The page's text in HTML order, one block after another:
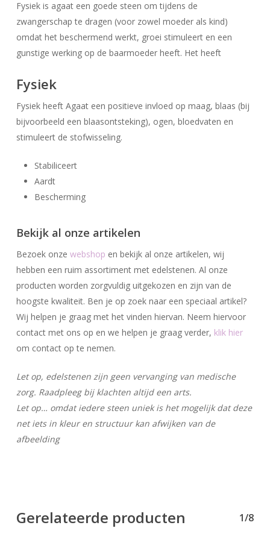
Fysiek is agaat een goede steen om tijdens de
zwangerschap te dragen (voor zowel moeder als kind)
omdat het beschermend werkt, groei stimuleert en een
gunstige werking op de baarmoeder heeft. Het heeft
Fysiek
Fysiek heeft Agaat een positieve invloed op maag, blaas (bij
bijvoorbeeld een blaasontsteking), ogen, bloedvaten en
stimuleert de stofwisseling.
Stabiliceert
Aardt
Bescherming
Bekijk al onze artikelen
Bezoek onze webshop en bekijk al onze artikelen, wij
hebben een ruim assortiment met edelstenen. Al onze
producten worden zorgvuldig uitgekozen en zijn van de
hoogste kwaliteit. Ben je op zoek naar een speciaal artikel?
Wij helpen je graag met het vinden hiervan. Neem hiervoor
contact met ons op en we helpen je graag verder, klik hier
om contact op te nemen.
Let op, edelstenen zijn geen vervanging van medische
zorg. Raadpleeg bij klachten altijd een arts.
Let op… omdat iedere steen uniek is het mogelijk dat deze
net iets in kleur en structuur kan afwijken van de
afbeelding
Gerelateerde producten 1/8